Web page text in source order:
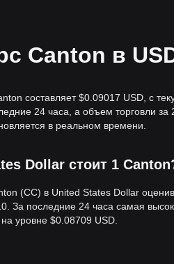
Canton в
составляет $0.09017 USD, с
24 часа, а объем торговли
в реальном времени.
Dollar стоит 1
(CC) в United States Dollar
За последние 24 часа самая
уровне $0.08709 USD.